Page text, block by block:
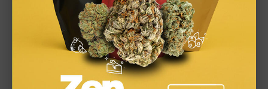
verkaufen, wodurch Gewinn erzielt werden kann.
Fehler 8 – In riesigen Raten zahlen
Du willst deinen Kredit so schnell wie möglich tilgen